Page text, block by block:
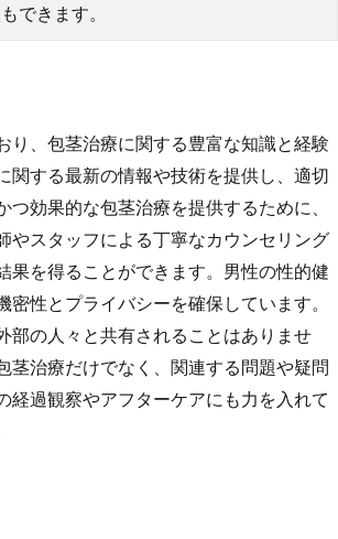
できます。
り、包茎治療に関する豊富な知識と経験
関する最新の情報や技術を提供し、適切
効果的な包茎治療を提供するために、
やスタッフによる丁寧なカウンセリング
果を得ることができます。男性の性的健
性とプライバシーを確保しています。
部の人々と共有されることはありませ
茎治療だけでなく、関連する問題や疑問
経過観察やアフターケアにも力を入れて